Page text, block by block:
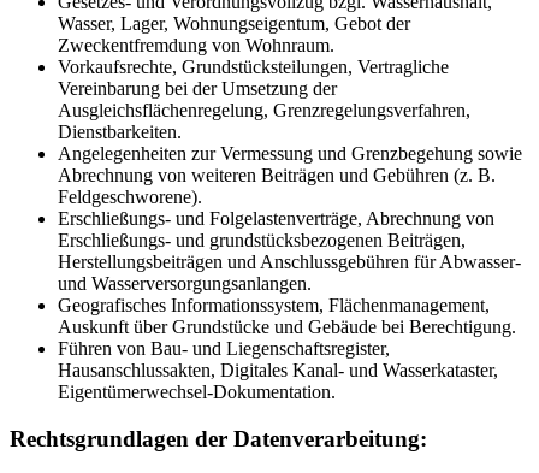
Wasser, Lager, Wohnungseigentum, Gebot der
Zweckentfremdung von Wohnraum.
Vorkaufsrechte, Grundstücksteilungen, Vertragliche
Vereinbarung bei der Umsetzung der
Ausgleichsflächenregelung, Grenzregelungsverfahren,
Dienstbarkeiten.
Angelegenheiten zur Vermessung und Grenzbegehung sowie
Abrechnung von weiteren Beiträgen und Gebühren (z. B.
Feldgeschworene).
Erschließungs- und Folgelastenverträge, Abrechnung von
Erschließungs- und grundstücksbezogenen Beiträgen,
Herstellungsbeiträgen und Anschlussgebühren für Abwasser-
und Wasserversorgungsanlangen.
Geografisches Informationssystem, Flächenmanagement,
Auskunft über Grundstücke und Gebäude bei Berechtigung.
Führen von Bau- und Liegenschaftsregister,
Hausanschlussakten, Digitales Kanal- und Wasserkataster,
Eigentümerwechsel-Dokumentation.
Rechtsgrundlagen der Datenverarbeitung: